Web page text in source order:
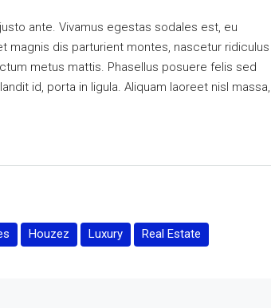
ante. Vivamus egestas sodales est, eu
magnis dis parturient montes, nascetur ridiculus
metus mattis. Phasellus posuere felis sed
id, porta in ligula. Aliquam laoreet nisl massa,
Houzez Luxury Real Estate